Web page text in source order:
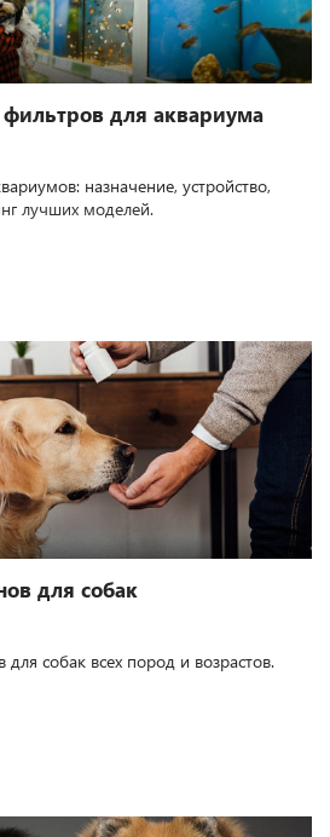
для аквариума
назначение, устройство,
лучших моделей.
для собак
собак всех пород и возрастов.